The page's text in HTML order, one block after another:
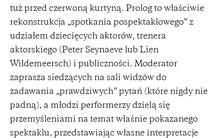
tuż przed czerwoną kurtyną. Prolog to właściwie
rekonstrukcja „spotkania pospektaklowego” z
udziałem dziecięcych aktorów, trenera
aktorskiego (Peter Seynaeve lub Lien
Wildemeersch) i publiczności. Moderator
zaprasza siedzących na sali widzów do
zadawania „prawdziwych” pytań (które nigdy nie
padną), a młodzi performerzy dzielą się
przemyśleniami na temat właśnie pokazanego
spektaklu, przedstawiając własne interpretacje